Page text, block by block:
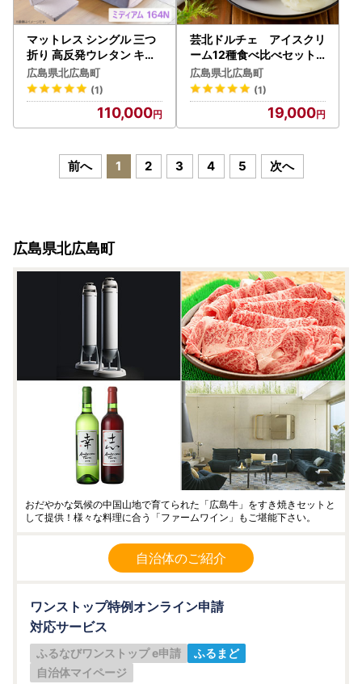
マットレス シングル 三つ
折り 高反発ウレタン キタ
ヒロマットレス Fit8 硬さ
ミディアムタイプ 西日本
イノアックオリジナル カ
ラーフォーム健康ショップ
_NI040_017
広島県北広島町
(1)
110,000
芸北ドルチェ アイスクリ
ーム12種食べ比べセット(
130ml×12個) GE007_0
02
広島県北広島町
(1)
19,000
前へ 1 2 3 4 5 次へ
広島県北広島町
おだやかな気候の中国山地で育てられた「広島牛」をすき焼きセットと
して提供！様々な料理に合う「ファームワイン」もご堪能下さい。
自治体のご紹介
ワンストップ特例オンライン申請
対応サービス
ふるなびワンストップ e申請
ふるまど
自治体マイページ